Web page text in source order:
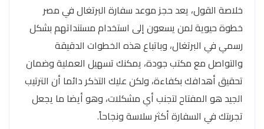
خلاصة القول، يعد حجز موعد سفارة البرتغال في مصر
خطوة حيوية لمن يسعون إلى استخدام مستنداتهم بشكل
رسمي في البرتغال، وباتباع هذه الخطوات الدقيقة
والتواصل مع مكتب جودة، يمكنك تسهيل العملية وضمان
تحقيق أهدافك بكفاءة، ولكن عليك التذكر دائما أن الترتيب
الجيد هو المفتاح لتجنب أي مشكلات، وهو أيضا ما يجعل
تجربتك في السفارة أكثر سلاسة ونجاحاً.